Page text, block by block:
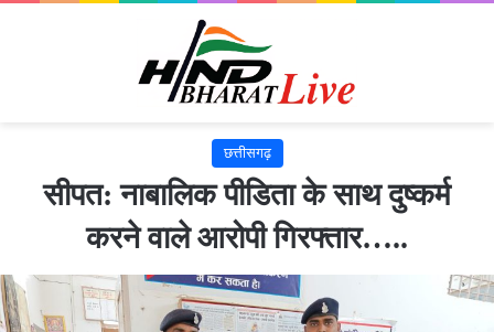
छत्तीसगढ़
सीपत: नाबालिक पीडिता के साथ दुष्कर्म
करने वाले आरोपी गिरफ्तार…..